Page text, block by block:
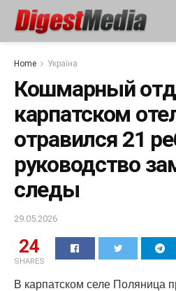
Home Україна
Кошмарный
карпатском
отравился 21
руководство
следы
29.05.2026
24
SHARES
В карпатском селе Поляница